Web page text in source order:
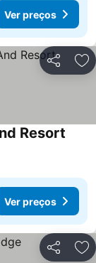
Ver preços
Partilhar
Resort
Ver preços
Partilhar